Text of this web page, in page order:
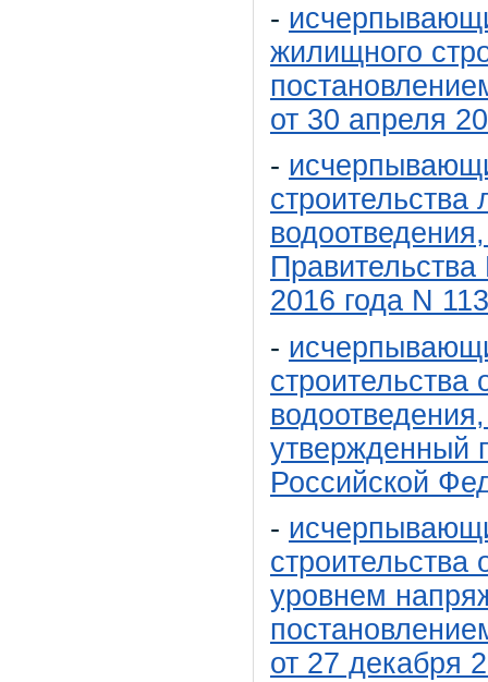
-
жилищного
от 30 апреля
-
2016 года N
-
строительства
утвержденный
Российской
-
строительства
уровнем
от 27 декабря